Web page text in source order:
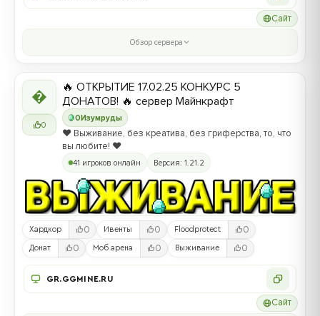
Сайт
Обзор сервера

0
0Изумруды
🔥 ОТКРЫТИЕ 17.02.25 КОНКУРС 5
ДОНАТОВ! 🔥 сервер Майнкрафт
❤️ Выживание, без креатива, без гриферства, то, что
вы любите! ❤️
41 игроков онлайн Версия: 1.21.2
Хардкор 0 Ивенты 0 Floodprotect 0
Донат 0 Моб арена 0 Выживание 0
GR.GGMINE.RU
Сайт